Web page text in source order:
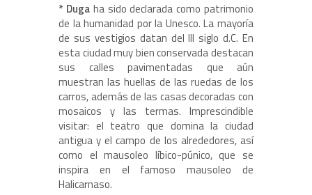
* Duga ha sido declarada como patrimonio
de la humanidad por la Unesco. La mayoría
de sus vestigios datan del III siglo d.C. En
esta ciudad muy bien conservada destacan
sus calles pavimentadas que aún
muestran las huellas de las ruedas de los
carros, además de las casas decoradas con
mosaicos y las termas. Imprescindible
visitar: el teatro que domina la ciudad
antigua y el campo de los alrededores, así
como el mausoleo líbico-púnico, que se
inspira en el famoso mausoleo de
Halicarnaso.